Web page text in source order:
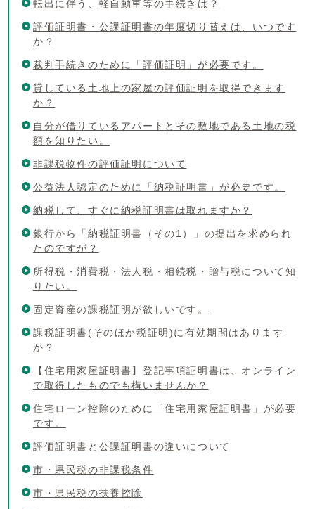
転出に伴う、軽自動車等の手続きは？
評価証明書・公課証明書の年度切り替えは、いつです
か？
裁判手続きのために「評価証明」が必要です。
貸している土地上の家屋の評価証明を取得できます
か？
自分が借りているアパートとその敷地である土地の税
額を知りたい。
非課税物件の評価証明について
公益法人認定のために「納税証明書」が必要です。
納税して、すぐに納税証明書は取れますか？
銀行から「納税証明書（その1）」の提出を求められ
たのですが？
所得税・消費税・法人税・相続税・贈与税について知
りたい。
固定資産の課税証明が欲しいです。
課税証明書(そのほか税証明)に有効期間はあります
か？
【住宅用家屋証明書】登記事項証明書は、オンライン
で取得したものでも構いませんか？
住宅ローン控除のために「住宅用家屋証明書」が必要
です。
評価証明書と公課証明書の違いについて
市・県民税の非課税条件
市・県民税の扶養控除